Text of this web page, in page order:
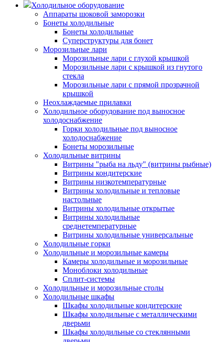
Холодильное оборудование
Аппараты шоковой заморозки
Бонеты холодильные
Бонеты холодильные
Суперструктуры для бонет
Морозильные лари
Морозильные лари с глухой крышкой
Морозильные лари с крышкой из гнутого
стекла
Морозильные лари с прямой прозрачной
крышкой
Неохлаждаемые прилавки
Холодильное оборудование под выносное
холодоснабжение
Горки холодильные под выносное
холодоснабжение
Бонеты морозильные
Холодильные витрины
Витрины "рыба на льду" (витрины рыбные)
Витрины кондитерские
Витрины низкотемпературные
Витрины холодильные и тепловые
настольные
Витрины холодильные открытые
Витрины холодильные
среднетемпературные
Витрины холодильные универсальные
Холодильные горки
Холодильные и морозильные камеры
Камеры холодильные и морозильные
Моноблоки холодильные
Сплит-системы
Холодильные и морозильные столы
Холодильные шкафы
Шкафы холодильные кондитерские
Шкафы холодильные с металлическими
дверьми
Шкафы холодильные со стеклянными